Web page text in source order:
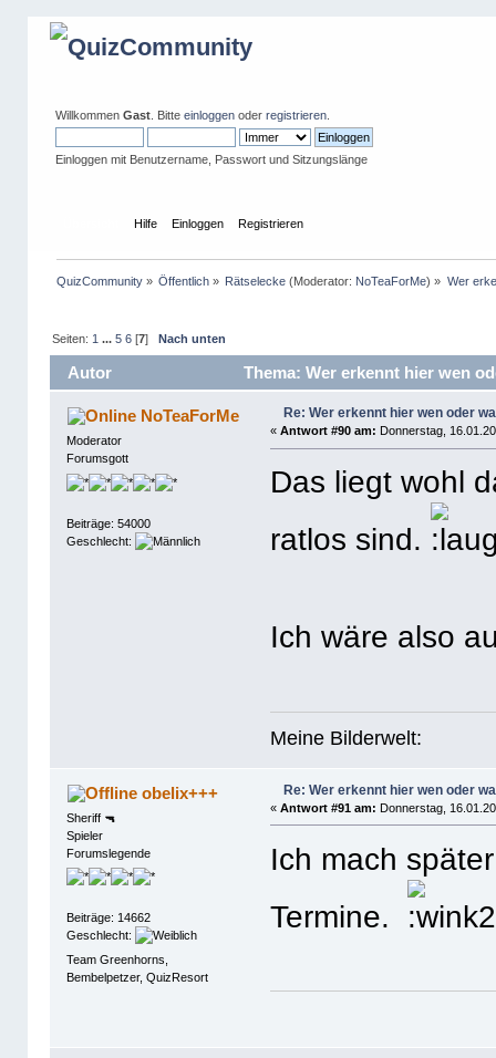
Willkommen Gast. Bitte einloggenoder registrieren.
Einloggen mit Benutzername, Passwort und Sitzungslänge
Hilfe Einloggen Registrieren
QuizCommunity» Öffentlich » Rätselecke (Moderator: NoTeaForMe) » Wer
Seiten: 1 ... 5 6[7] Nach unten
Autor Thema: Wer erkennt hier wen
NoTeaForMe
Moderator
Forumsgott
Beiträge: 54000
Geschlecht:
Re: Wer erkennt hier wen oder
«Antwort #90 am: Donnerstag,
Das liegt wohl
ratlos sind.
Ich wäre also
Meine Bilderwelt:
obelix+++
Sheriff 🔫
Spieler
Forumslegende
Beiträge: 14662
Geschlecht:
Team Greenhorns,
Bembelpetzer, QuizResort
Re: Wer erkennt hier wen oder
«Antwort #91 am: Donnerstag,
Ich mach
Termine.